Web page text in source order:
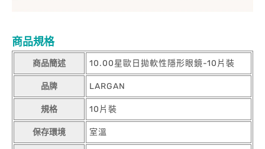
商品規格
商品簡述 10.00星歐日拋軟性隱形眼鏡-10片裝
品牌 LARGAN
規格 10片裝
保存環境 室溫